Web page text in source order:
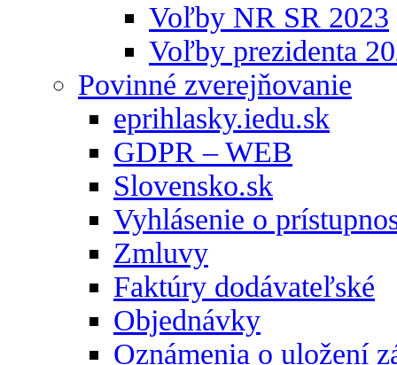
Voľby NR SR 2023
Voľby prezidenta
Povinné zverejňovanie
eprihlasky.iedu.sk
GDPR – WEB
Slovensko.sk
Vyhlásenie o
Zmluvy
Faktúry dodávateľské
Objednávky
Oznámenia o uložení